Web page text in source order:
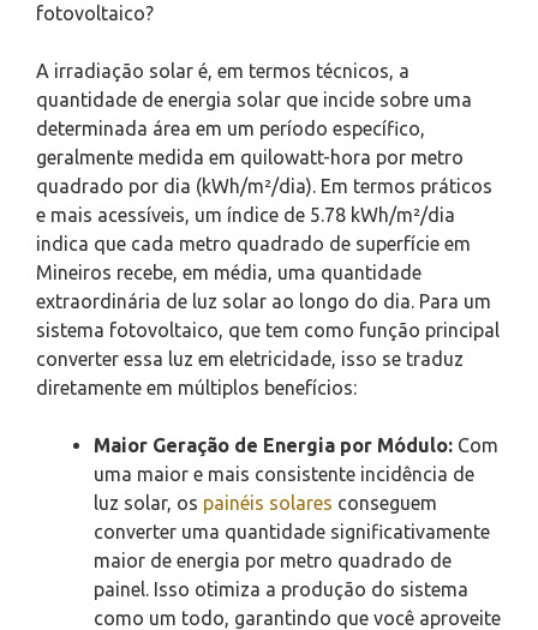
fotovoltaico?
A irradiação solar é, em termos técnicos, a
quantidade de energia solar que incide sobre uma
determinada área em um período específico,
geralmente medida em quilowatt-hora por metro
quadrado por dia (kWh/m²/dia). Em termos práticos
e mais acessíveis, um índice de 5.78 kWh/m²/dia
indica que cada metro quadrado de superfície em
Mineiros recebe, em média, uma quantidade
extraordinária de luz solar ao longo do dia. Para um
sistema fotovoltaico, que tem como função principal
converter essa luz em eletricidade, isso se traduz
diretamente em múltiplos benefícios:
Maior Geração de Energia por Módulo: Com
uma maior e mais consistente incidência de
luz solar, os painéis solares conseguem
converter uma quantidade significativamente
maior de energia por metro quadrado de
painel. Isso otimiza a produção do sistema
como um todo, garantindo que você aproveite